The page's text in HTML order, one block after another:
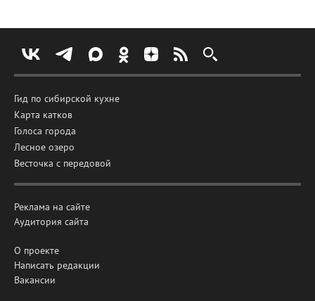
Гид по сибирской кухне
Карта катков
Голоса города
Лесное озеро
Весточка с передовой
Реклама на сайте
Аудитория сайта
О проекте
Написать редакции
Вакансии